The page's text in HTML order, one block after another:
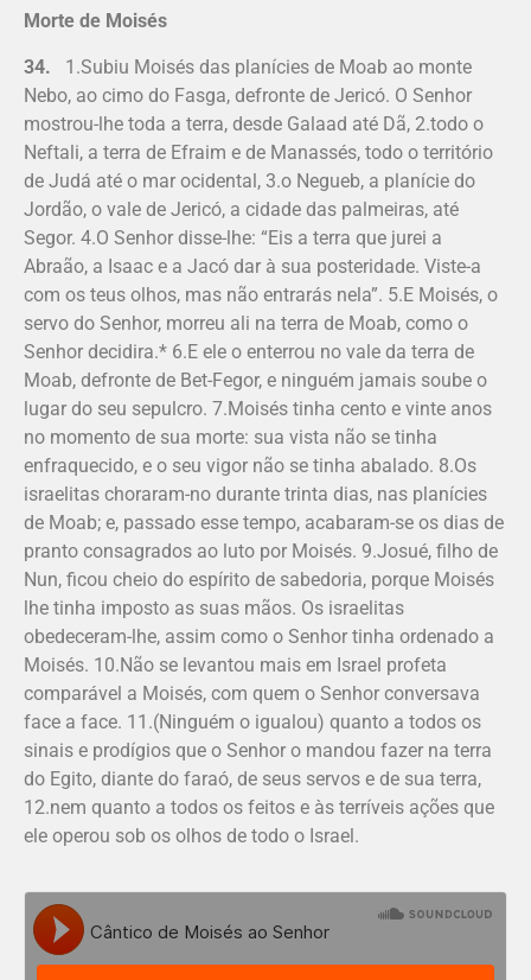
Morte de Moisés
34. 1.Subiu Moisés das planícies de Moab ao monte
Nebo, ao cimo do Fasga, defronte de Jericó. O Senhor
mostrou-lhe toda a terra, desde Galaad até Dã, 2.todo o
Neftali, a terra de Efraim e de Manassés, todo o território
de Judá até o mar ocidental, 3.o Negueb, a planície do
Jordão, o vale de Jericó, a cidade das palmeiras, até
Segor. 4.O Senhor disse-lhe: “Eis a terra que jurei a
Abraão, a Isaac e a Jacó dar à sua posteridade. Viste-a
com os teus olhos, mas não entrarás nela”. 5.E Moisés, o
servo do Senhor, morreu ali na terra de Moab, como o
Senhor decidira.* 6.E ele o enterrou no vale da terra de
Moab, defronte de Bet-Fegor, e ninguém jamais soube o
lugar do seu sepulcro. 7.Moisés tinha cento e vinte anos
no momento de sua morte: sua vista não se tinha
enfraquecido, e o seu vigor não se tinha abalado. 8.Os
israelitas choraram-no durante trinta dias, nas planícies
de Moab; e, passado esse tempo, acabaram-se os dias de
pranto consagrados ao luto por Moisés. 9.Josué, filho de
Nun, ficou cheio do espírito de sabedoria, porque Moisés
lhe tinha imposto as suas mãos. Os israe­litas
obedeceram-lhe, assim como o Senhor tinha ordenado a
Moisés. 10.Não se levantou mais em Israel profeta
comparável a Moisés, com quem o Senhor conversava
face a face. 11.(Ninguém o igualou) quanto a todos os
sinais e prodígios que o Senhor o mandou fazer na terra
do Egito, diante do faraó, de seus servos e de sua terra,
12.nem quanto a todos os feitos e às terríveis ações que
ele operou sob os olhos de todo o Israel.